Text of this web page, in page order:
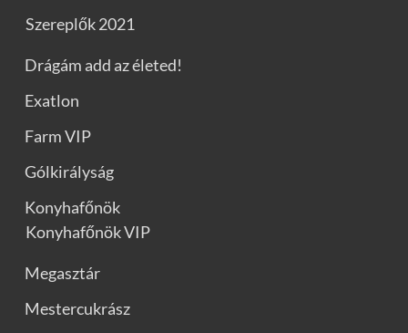
Szereplők 2021
Drágám add az életed!
Exatlon
Farm VIP
Gólkirályság
Konyhafőnök
Konyhafőnök VIP
Megasztár
Mestercukrász